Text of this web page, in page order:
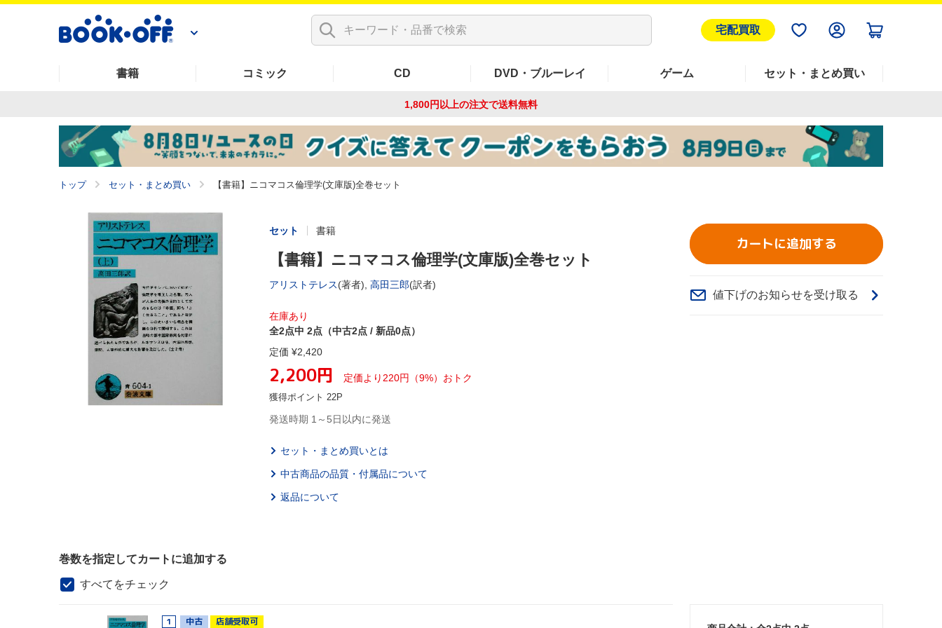
宅配買取
書籍 コミック CD DVD・ブルーレイ ゲーム セット・まとめ買い
1,800円以上の注文で送料無料
トップ セット・まとめ買い 【書籍】ニコマコス倫理学(文庫版)全巻セット
セット 書籍
【書籍】ニコマコス倫理学(文庫版)全巻セット
アリストテレス(著者), 高田三郎(訳者)
在庫あり
全2点中 2点（中古2点 / 新品0点）
定価 ¥2,420
2,200円 定価より 220円 （9%） おトク
獲得ポイント 22P
発送時期 1～5日以内に発送
セット・まとめ買いとは
中古商品の品質・付属品について
返品について
カートに追加する
値下げのお知らせを受け取る
巻数を指定してカートに追加する
すべてをチェック
1 中古 店舗受取可